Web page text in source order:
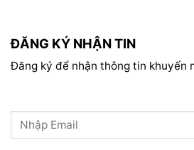
ĐĂNG KÝ NHẬN TIN
Đăng ký để nhận thông tin khuyến